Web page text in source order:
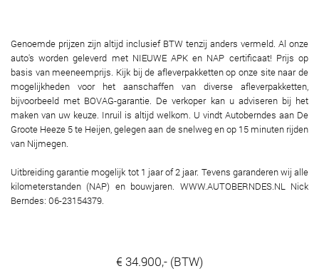
Genoemde prijzen zijn altijd inclusief BTW tenzij anders vermeld. Al onze
auto's worden geleverd met NIEUWE APK en NAP certificaat! Prijs op
basis van meeneemprijs. Kijk bij de afleverpakketten op onze site naar de
mogelijkheden voor het aanschaffen van diverse afleverpakketten,
bijvoorbeeld met BOVAG-garantie. De verkoper kan u adviseren bij het
maken van uw keuze. Inruil is altijd welkom. U vindt Autoberndes aan De
Groote Heeze 5 te Heijen, gelegen aan de snelweg en op 15 minuten rijden
van Nijmegen.
Uitbreiding garantie mogelijk tot 1 jaar of 2 jaar. Tevens garanderen wij alle
kilometerstanden (NAP) en bouwjaren. WWW.AUTOBERNDES.NL Nick
Berndes: 06-23154379.
€ 34.900,- (BTW)